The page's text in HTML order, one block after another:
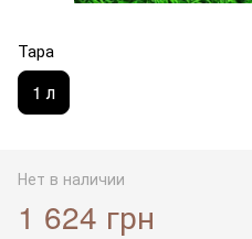
Тара
1 л
Нет в наличии
1 624 грн